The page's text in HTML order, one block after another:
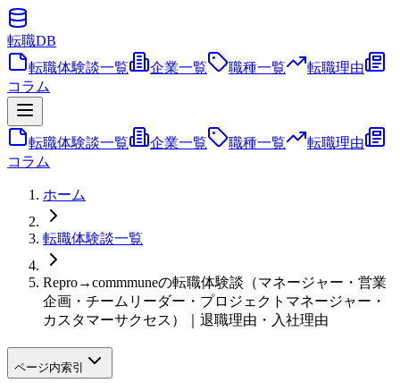
転職DB
転職体験談一覧
企業一覧 職種一覧
転職理由
コラム
転職体験談一覧 企業一覧 職種一覧
転職理由
コラム
ホーム
転職体験談一覧
Repro→commmuneの転職体験談（マネージャー・営業
企画・チームリーダー・プロジェクトマネージャー・
カスタマーサクセス）｜退職理由・入社理由
ページ内索引